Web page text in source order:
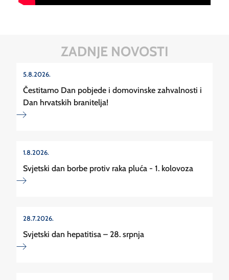
ZADNJE NOVOSTI
5.8.2026.
Čestitamo Dan pobjede i domovinske zahvalnosti i
Dan hrvatskih branitelja!
1.8.2026.
Svjetski dan borbe protiv raka pluća - 1. kolovoza
28.7.2026.
Svjetski dan hepatitisa – 28. srpnja